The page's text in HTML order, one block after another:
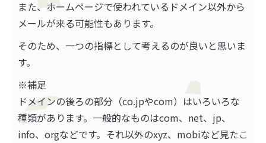
また、ホームページで使われているドメイン以外から
メールが来る可能性もあります。
そのため、一つの指標として考えるのが良いと思いま
す。
※補足
ドメインの後ろの部分（co.jpやcom）はいろいろな
種類があります。一般的なものはcom、net、jp、
info、orgなどです。それ以外のxyz、mobiなど見たこ